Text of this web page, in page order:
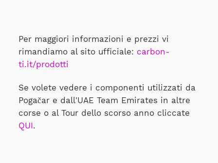
Per maggiori informazioni e prezzi vi
rimandiamo al sito ufficiale: carbon-
ti.it/prodotti
Se volete vedere i componenti utilizzati da
Pogačar e dall'UAE Team Emirates in altre
corse o al Tour dello scorso anno cliccate
QUI .